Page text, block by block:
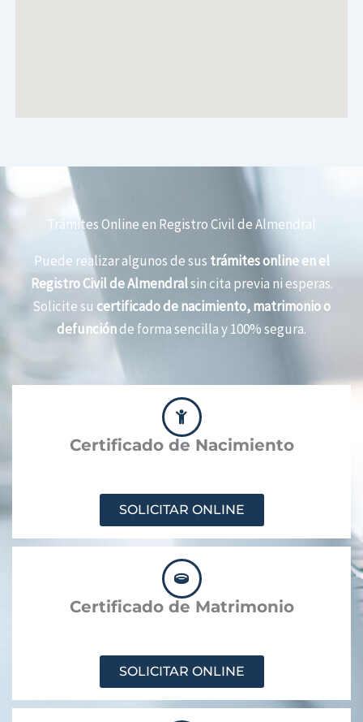
Trámites Online en Registro Civil de Almendral
Puede realizar algunos de sus trámites online en el
Registro Civil de Almendralsin cita previa ni esperas.
Solicite su certificado de nacimiento, matrimonio o
defunciónde forma sencilla y 100% segura.
Certificado de Nacimiento
SOLICITAR ONLINE
Certificado de Matrimonio
SOLICITAR ONLINE